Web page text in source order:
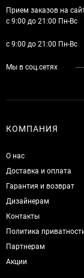
Прием заказов на
с 9:00 до 21:00 Пн-Вс
с 9:00 до 21:00 Пн-Вс
Мы в соц.сетях
КОМПАНИЯ
О нас
Доставка и оплата
Гарантия и возврат
Дизайнерам
Контакты
Политика
Партнерам
Акции